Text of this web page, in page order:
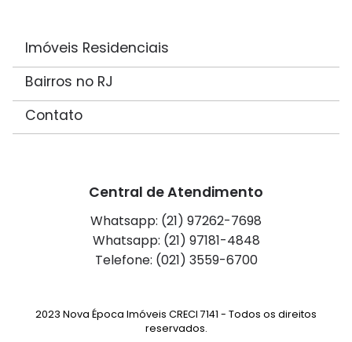
Imóveis Residenciais
Bairros no RJ
Contato
Central de Atendimento
Whatsapp: (21) 97262-7698
Whatsapp: (21) 97181-4848
Telefone: (021) 3559-6700
2023 Nova Época Imóveis CRECI 7141 - Todos os direitos
reservados.